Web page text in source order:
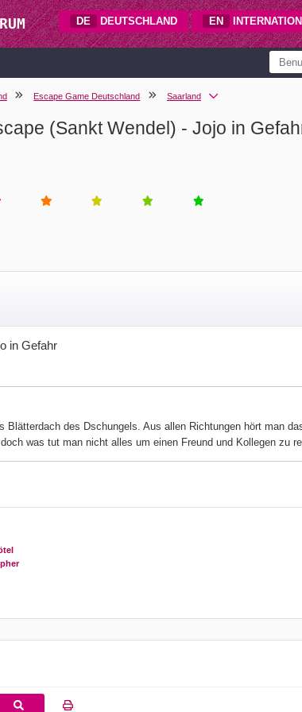
DE DEUTSCHLAND EN
Escape Game Deutschland Saarland
(Sankt Wendel) - Jojo in
in Gefahr
Blätterdach des Dschungels. Aus allen Richtungen hört man
was tut man nicht alles um einen Freund und Kollegen zu